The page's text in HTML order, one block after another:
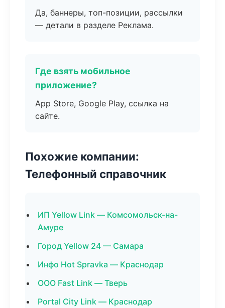
Да, баннеры, топ-позиции, рассылки
— детали в разделе Реклама.
Где взять мобильное
приложение?
App Store, Google Play, ссылка на
сайте.
Похожие компании:
Телефонный справочник
ИП Yellow Link — Комсомольск-на-
Амуре
Город Yellow 24 — Самара
Инфо Hot Spravka — Краснодар
ООО Fast Link — Тверь
Portal City Link — Краснодар